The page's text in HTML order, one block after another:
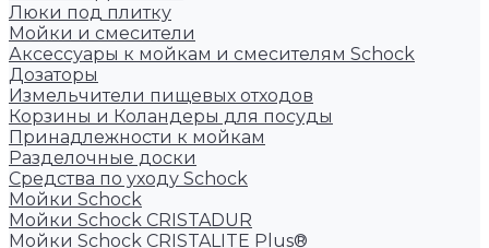
Люки под плитку
Мойки и смесители
Аксессуары к мойкам и смесителям Schock
Дозаторы
Измельчители пищевых отходов
Корзины и Коландеры для посуды
Принадлежности к мойкам
Разделочные доски
Средства по уходу Schock
Мойки Schock
Мойки Schock CRISTADUR
Мойки Schock CRISTALITE Plus®